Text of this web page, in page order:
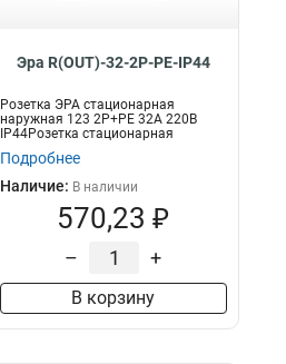
Эра R(OUT)-32-2P-PE-IP44
Розетка ЭРА стационарная
наружная 123 2Р+РЕ 32А 220В
IP44Розетка стационарная
наружная 2Р+РЕ
Подробнее
Наличие: В наличии
570,23 ₽
– +
В корзину